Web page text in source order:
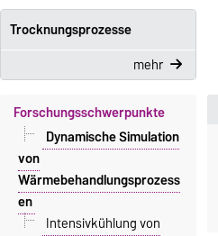
Trocknungsprozesse
mehr
Forschungsschwerpunkte
Dynamische Simulation
von
Wärmebehandlungsprozess
en
Intensivkühlung von